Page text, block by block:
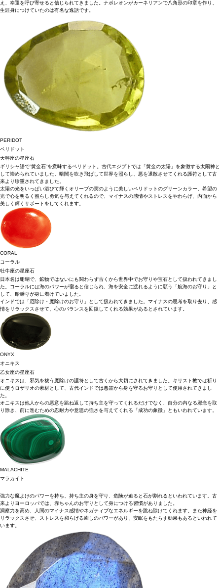
え、幸運を呼び寄せると信じられてきました。ナポレオンがカーネリアンで八角形の印章を作り、
生涯身につけていたのは有名な逸話です。
PERIDOT
ペリドット
天秤座の星座石
ギリシャ語で”黄金石”を意味するペリドット。古代エジプトでは「黄金の太陽」を象徴する太陽神と
して崇められていました。暗闇を吹き飛ばして世界を照らし、悪を退散させてくれる護符として古
来より珍重されてきました。
太陽の光をいっぱい浴びて輝くオリーブの実のように美しいペリドットのグリーンカラー。希望の
光で心を明るく照らし勇気を与えてくれるので、マイナスの感情やストレスをやわらげ、内面から
美しく輝くサポートをしてくれます。
CORAL
コーラル
牡牛座の星座石
日本名は珊瑚で、鉱物ではないにも関わらず古くから世界中でお守りや宝石として扱われてきまし
た。コーラルには海のパワーが宿ると信じられ、海を安全に渡れるように願う「航海のお守り」と
して、船乗りが身に着けていました。
インドでは「厄除け・魔除けのお守り」として扱われてきました。マイナスの思考を取り去り、感
情をリラックスさせて、心のバランスを回復してくれる効果があるとされています。
ONYX
オニキス
乙女座の星座石
オニキスは、邪気を祓う魔除けの護符として古くから大切にされてきました。キリスト教では祈り
に使うロザリオの素材として、古代インドでは悪霊から身を守るお守りとして使用されてきまし
た。
オニキスは他人からの悪意を跳ね返して持ち主を守ってくれるだけでなく、自分の内なる邪念を取
り除き、前に進むための忍耐力や意思の強さを与えてくれる「成功の象徴」ともいわれています。
MALACHITE
マラカイト
強力な魔よけのパワーを持ち、持ち主の身を守り、危険が迫ると石が割れるといわれています。古
来よりヨーロッパでは、赤ちゃんのお守りとして身につける習慣がありました。
洞察力を高め、人間のマイナス感情やネガティブなエネルギーを跳ね除けてくれます。また神経を
リラックスさせ、ストレスを和らげる癒しのパワーがあり、安眠をもたらす効果もあるといわれて
います。